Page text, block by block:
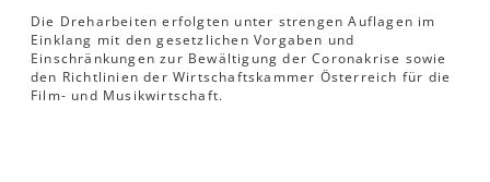
Die Dreharbeiten erfolgten unter strengen Auflagen im
Einklang mit den gesetzlichen Vorgaben und
Einschränkungen zur Bewältigung der Coronakrise sowie
den Richtlinien der Wirtschaftskammer Österreich für die
Film- und Musikwirtschaft.